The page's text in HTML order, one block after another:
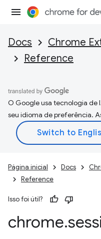
Docs Chrome
Reference
O Google usa tecnologia de
seu idioma de preferência.
Página inicial Docs
Reference
Isso foi útil?
chrome.